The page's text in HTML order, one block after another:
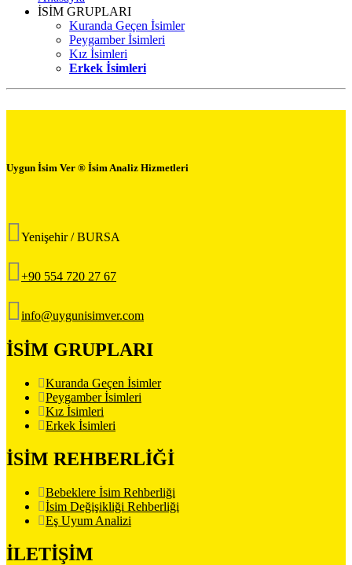
İSİM GRUPLARI
Kuranda Geçen İsimler
Peygamber İsimleri
Kız İsimleri
Erkek İsimleri
Uygun İsim Ver ® İsim Analiz Hizmetleri
Yenişehir / BURSA
+90 554 720 27 67
info@uygunisimver.com
İSİM GRUPLARI
Kuranda Geçen İsimler
Peygamber İsimleri
Kız İsimleri
Erkek İsimleri
İSİM REHBERLİĞİ
Bebeklere İsim Rehberliği
İsim Değişikliği Rehberliği
Eş Uyum Analizi
İLETİŞİM